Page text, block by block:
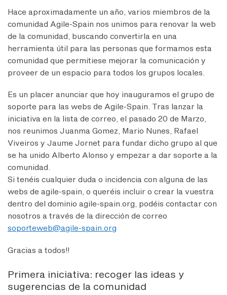
Hace aproximadamente un año, varios miembros de la
comunidad Agile-Spain nos unimos para renovar la web
de la comunidad, buscando convertirla en una
herramienta útil para las personas que formamos esta
comunidad que permitiese mejorar la comunicación y
proveer de un espacio para todos los grupos locales.
Es un placer anunciar que hoy inauguramos el grupo de
soporte para las webs de Agile-Spain. Tras lanzar la
iniciativa en la lista de correo, el pasado 20 de Marzo,
nos reunimos Juanma Gomez, Mario Nunes, Rafael
Viveiros y Jaume Jornet para fundar dicho grupo al que
se ha unido Alberto Alonso y empezar a dar soporte a la
comunidad.
Si tenéis cualquier duda o incidencia con alguna de las
webs de agile-spain, o queréis incluir o crear la vuestra
dentro del dominio agile-spain.org, podéis contactar con
nosotros a través de la dirección de correo
soporteweb@agile-spain.org
Gracias a todos!!
Primera iniciativa: recoger las ideas y
sugerencias de la comunidad